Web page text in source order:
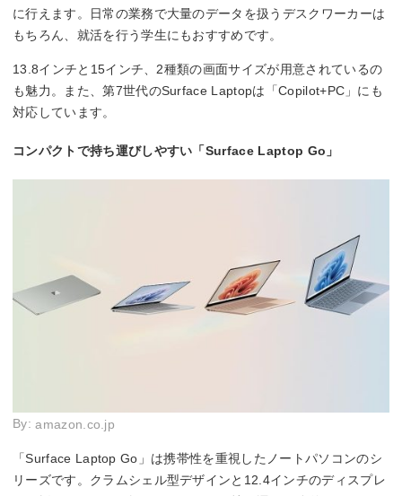
に行えます。日常の業務で大量のデータを扱うデスクワーカーは
もちろん、就活を行う学生にもおすすめです。
13.8インチと15インチ、2種類の画面サイズが用意されているの
も魅力。また、第7世代のSurface Laptopは「Copilot+PC」にも
対応しています。
コンパクトで持ち運びしやすい「Surface Laptop Go」
By:amazon.co.jp
「Surface Laptop Go」は携帯性を重視したノートパソコンのシ
リーズです。クラムシェル型デザインと12.4インチのディスプレ